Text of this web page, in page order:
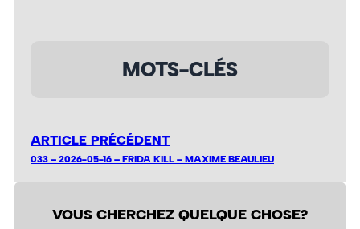
MOTS-CLÉS
ARTICLE PRÉCÉDENT
033 – 2026-05-16 – FRIDA KILL – MAXIME BEAULIEU
VOUS CHERCHEZ QUELQUE CHOSE?